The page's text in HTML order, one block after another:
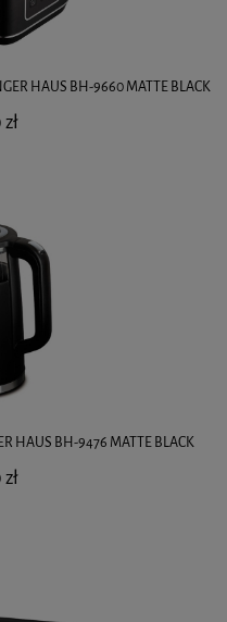
HAUS BH-9660 MATTE BLACK
HAUS BH-9476 MATTE BLACK